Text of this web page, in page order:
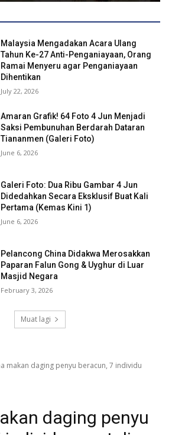
Malaysia Mengadakan Acara Ulang
Tahun Ke-27 Anti-Penganiayaan, Orang
Ramai Menyeru agar Penganiayaan
Dihentikan
July 22, 2026
Amaran Grafik! 64 Foto 4 Jun Menjadi
Saksi Pembunuhan Berdarah Dataran
Tiananmen (Galeri Foto)
June 6, 2026
Galeri Foto: Dua Ribu Gambar 4 Jun
Didedahkan Secara Eksklusif Buat Kali
Pertama (Kemas Kini 1)
June 6, 2026
Pelancong China Didakwa Merosakkan
Paparan Falun Gong & Uyghur di Luar
Masjid Negara
February 3, 2026
Muat lagi